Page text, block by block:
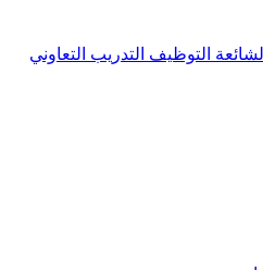
التوظيف التدريب التعاوني